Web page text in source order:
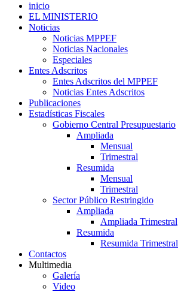
inicio
EL MINISTERIO
Noticias
Noticias MPPEF
Noticias Nacionales
Especiales
Entes Adscritos
Entes Adscritos del MPPEF
Noticias Entes Adscritos
Publicaciones
Estadísticas Fiscales
Gobierno Central Presupuestario
Ampliada
Mensual
Trimestral
Resumida
Mensual
Trimestral
Sector Público Restringido
Ampliada
Ampliada Trimestral
Resumida
Resumida Trimestral
Contactos
Multimedia
Galería
Video